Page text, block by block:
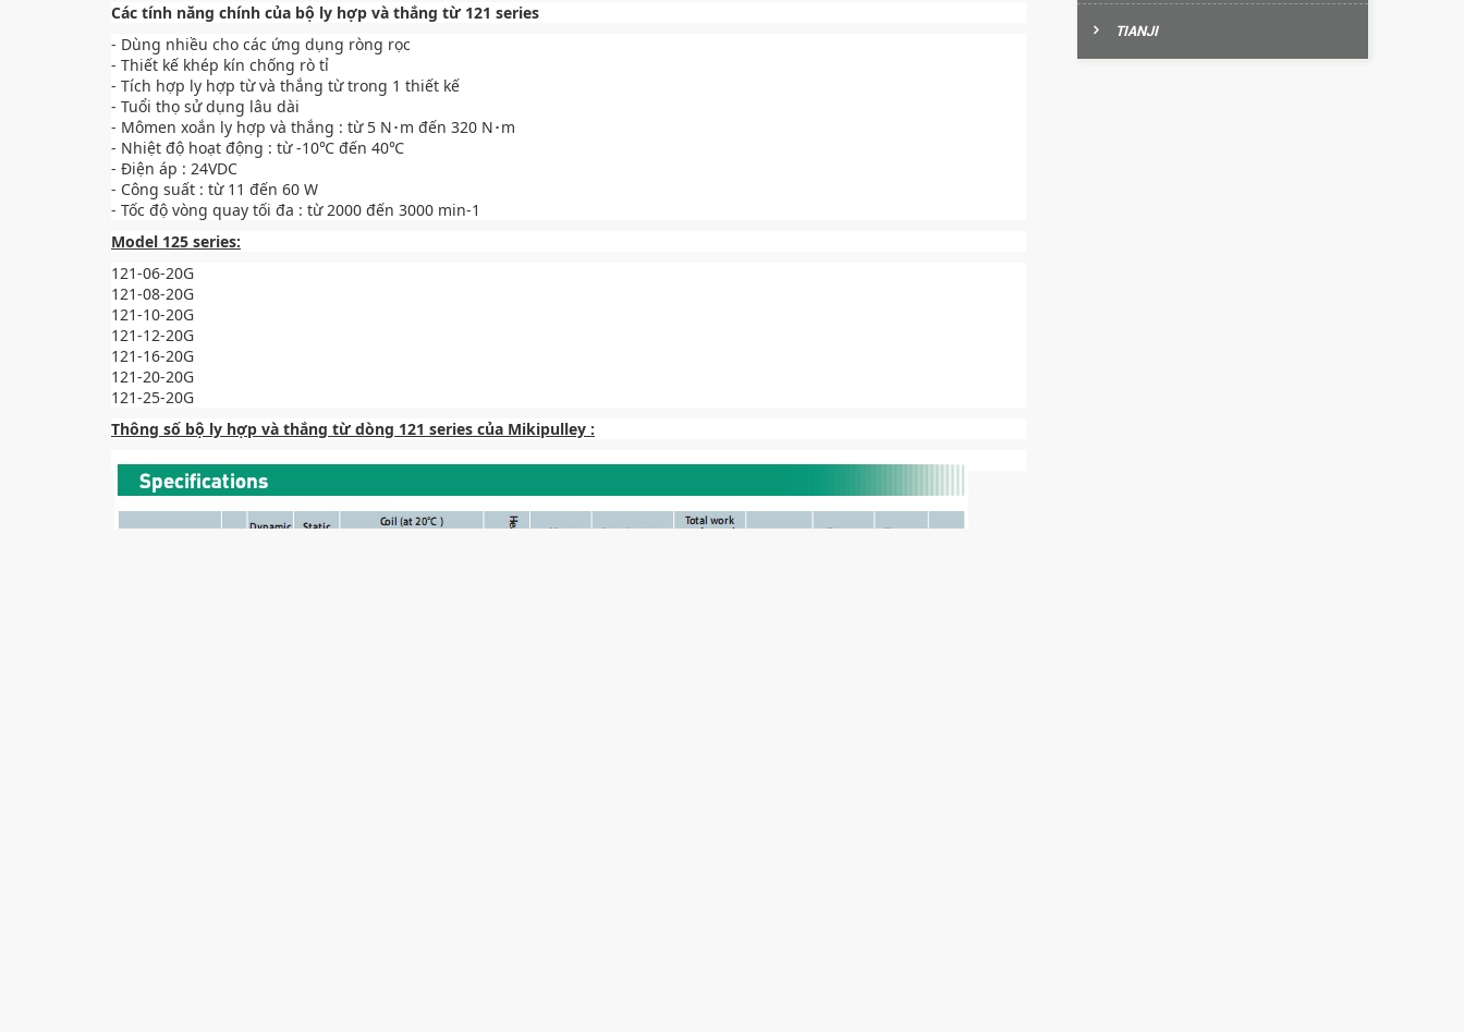
Các tính năng chính của bộ ly hợp và thắng từ 121 series
- Dùng nhiều cho các ứng dụng ròng rọc
- Thiết kế khép kín chống rò tỉ
- Tích hợp ly hợp từ và thắng từ trong 1 thiết kế
- Tuổi thọ sử dụng lâu dài
- Mômen xoắn ly hợp và thắng : từ 5 N･m đến 320 N･m
- Nhiệt độ hoạt động : từ -10℃ đến 40℃
- Điện áp : 24VDC
- Công suất : từ 11 đến 60 W
- Tốc độ vòng quay tối đa : từ 2000 đến 3000 min-1
Model 125 series:
121-06-20G
121-08-20G
121-10-20G
121-12-20G
121-16-20G
121-20-20G
121-25-20G
Thông số bộ ly hợp và thắng từ dòng 121 series của Mikipulley :
TIANJI